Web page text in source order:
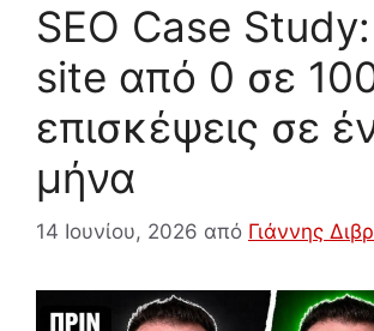
SEO Case
site από 0 σε
επισκέψεις σε
μήνα
14 Ιουνίου, 2026 από Γιάννης